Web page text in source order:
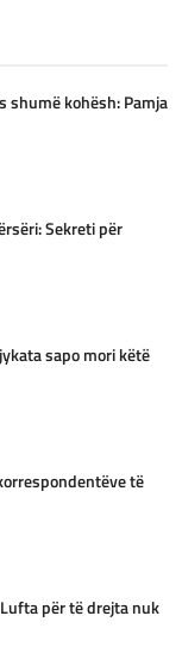
shumë kohësh: Pamja
Sekreti për
sapo mori këtë
të
për të drejta nuk